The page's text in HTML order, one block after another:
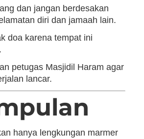
dan jangan berdesakan
diri dan jamaah lain.
doa karena tempat ini
petugas Masjidil Haram agar
lancar.
hanya lengkungan marmer